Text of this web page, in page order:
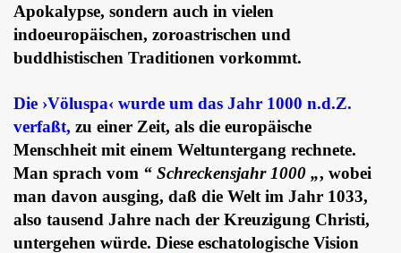
Apokalypse, sondern auch in vielen
indoeuropäischen, zoroastrischen und
buddhistischen Traditionen vorkommt.
Die ›Völuspa‹ wurde um das Jahr 1000 n.d.Z.
verfaßt, zu einer Zeit, als die europäische
Menschheit mit einem Weltuntergang rechnete.
Man sprach vom “ Schreckensjahr 1000 „, wobei
man davon ausging, daß die Welt im Jahr 1033,
also tausend Jahre nach der Kreuzigung Christi,
untergehen würde. Diese eschatologische Vision